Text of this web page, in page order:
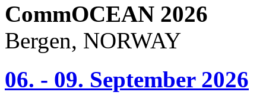
CommOCEAN 2026
Bergen, NORWAY
06. - 09. September 2026